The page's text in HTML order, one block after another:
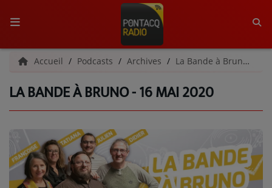
ACCUEIL
RADIO
L'ÉQUIPE
GRILLE DES PROGRAMMES
Accueil Podcasts Archives La Bande à Bruno | Archives
LA BANDE À BRUNO - 16 MAI 2020